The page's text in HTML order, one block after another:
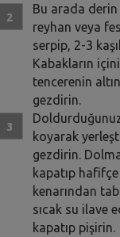
Bu arada derin
reyhan veya
serpip, 2-3
Kabakların
tencerenin
gezdirin.
koyarak
gezdirin.
kapatıp
kenarından
sıcak su ilave
kapatıp pişirin.